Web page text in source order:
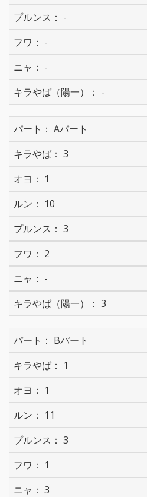
-
-
-
-
Aパート
3
1
10
3
2
-
3
Bパート
1
1
11
3
1
3